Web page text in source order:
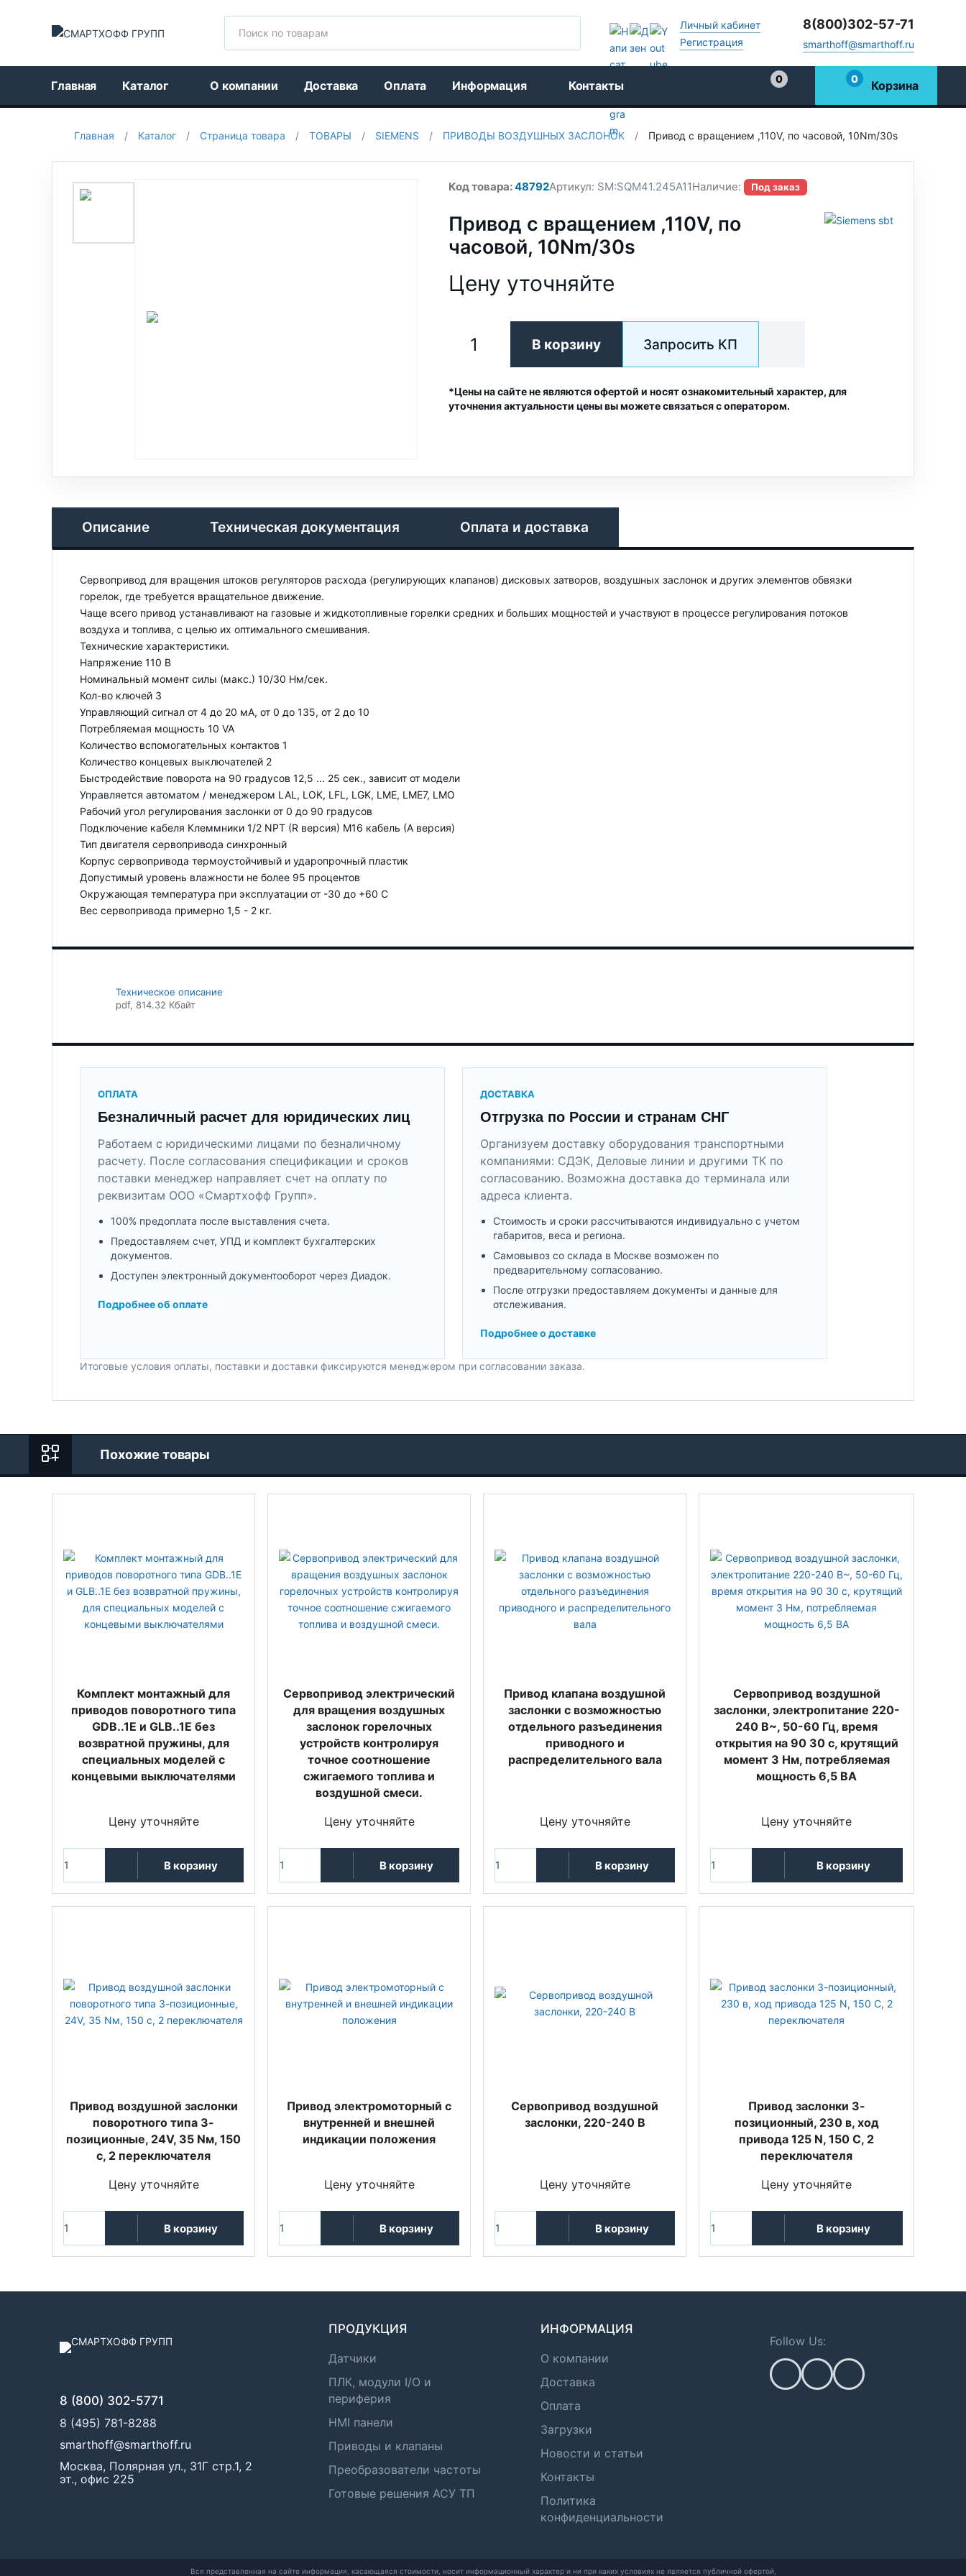
Личный кабинет
Регистрация
8(800)302-57-71
smarthoff@smarthoff.ru
Главная Каталог О компании Доставка Оплата Информация Контакты
0
0 Корзина
Главная / Каталог / Страница товара / ТОВАРЫ / SIEMENS / ПРИВОДЫ ВОЗДУШНЫХ ЗАСЛОНОК / Привод с вращением ,110V, по часовой, 10Nm/30s
Код товара:48792Артикул: SM:SQM41.245A11Наличие: Под заказ
Привод с вращением ,110V, по
часовой, 10Nm/30s
Цену уточняйте
В корзину Запросить КП
*Цены на сайте не являются офертой и носят ознакомительный характер, для
уточнения актуальности цены вы можете связаться с оператором.
Описание Техническая документация Оплата и доставка
Сервопривод для вращения штоков регуляторов расхода (регулирующих клапанов) дисковых затворов, воздушных заслонок и других элементов обвязки
горелок, где требуется вращательное движение.
Чаще всего привод устанавливают на газовые и жидкотопливные горелки средних и больших мощностей и участвуют в процессе регулирования потоков
воздуха и топлива, с целью их оптимального смешивания.
Технические характеристики.
Напряжение 110 В
Номинальный момент силы (макс.) 10/30 Нм/сек.
Кол-во ключей 3
Управляющий сигнал от 4 до 20 мА, от 0 до 135, от 2 до 10
Потребляемая мощность 10 VA
Количество вспомогательных контактов 1
Количество концевых выключателей 2
Быстродействие поворота на 90 градусов 12,5 ... 25 сек., зависит от модели
Управляется автоматом / менеджером LAL, LOK, LFL, LGK, LME, LME7, LMO
Рабочий угол регулирования заслонки от 0 до 90 градусов
Подключение кабеля Клеммники 1/2 NPT (R версия) M16 кабель (А версия)
Тип двигателя сервопривода синхронный
Корпус сервопривода термоустойчивый и ударопрочный пластик
Допустимый уровень влажности не более 95 процентов
Окружающая температура при эксплуатации от -30 до +60 С
Вес сервопривода примерно 1,5 - 2 кг.
Техническое описание
pdf, 814.32 Кбайт
ОПЛАТА
Безналичный расчет для юридических лиц
Работаем с юридическими лицами по безналичному
расчету. После согласования спецификации и сроков
поставки менеджер направляет счет на оплату по
реквизитам ООО «Смартхофф Групп».
100% предоплата после выставления счета.
Предоставляем счет, УПД и комплект бухгалтерских
документов.
Доступен электронный документооборот через Диадок.
Подробнее об оплате
ДОСТАВКА
Отгрузка по России и странам СНГ
Организуем доставку оборудования транспортными
компаниями: СДЭК, Деловые линии и другими ТК по
согласованию. Возможна доставка до терминала или
адреса клиента.
Стоимость и сроки рассчитываются индивидуально с учетом
габаритов, веса и региона.
Самовывоз со склада в Москве возможен по
предварительному согласованию.
После отгрузки предоставляем документы и данные для
отслеживания.
Подробнее о доставке
Итоговые условия оплаты, поставки и доставки фиксируются менеджером при согласовании заказа.
Похожие товары
Комплект монтажный для
приводов поворотного типа
GDB..1E и GLB..1E без
возвратной пружины, для
специальных моделей с
концевыми выключателями
Цену уточняйте
В корзину
Сервопривод электрический
для вращения воздушных
заслонок горелочных
устройств контролируя
точное соотношение
сжигаемого топлива и
воздушной смеси.
Цену уточняйте
В корзину
Привод клапана воздушной
заслонки с возможностью
отдельного разъединения
приводного и
распределительного вала
Цену уточняйте
В корзину
Сервопривод воздушной
заслонки, электропитание 220-
240 В~, 50-60 Гц, время
открытия на 90 30 с, крутящий
момент 3 Нм, потребляемая
мощность 6,5 ВА
Цену уточняйте
В корзину
Привод воздушной заслонки
поворотного типа 3-
позиционные, 24V, 35 Nм, 150
с, 2 переключателя
Цену уточняйте
В корзину
Привод электромоторный с
внутренней и внешней
индикации положения
Цену уточняйте
В корзину
Сервопривод воздушной
заслонки, 220-240 В
Цену уточняйте
В корзину
Привод заслонки 3-
позиционный, 230 в, ход
привода 125 N, 150 С, 2
переключателя
Цену уточняйте
В корзину
8 (800) 302-5771
8 (495) 781-8288
smarthoff@smarthoff.ru
Москва, Полярная ул., 31Г стр.1, 2
эт., офис 225
ПРОДУКЦИЯ
Датчики
ПЛК, модули I/O и
периферия
HMI панели
Приводы и клапаны
Преобразователи частоты
Готовые решения АСУ ТП
ИНФОРМАЦИЯ
О компании
Доставка
Оплата
Загрузки
Новости и статьи
Контакты
Политика
конфиденциальности
Follow Us:
Вся представленная на сайте информация, касающаяся стоимости, носит информационный характер и ни при каких условиях не является публичной офертой,